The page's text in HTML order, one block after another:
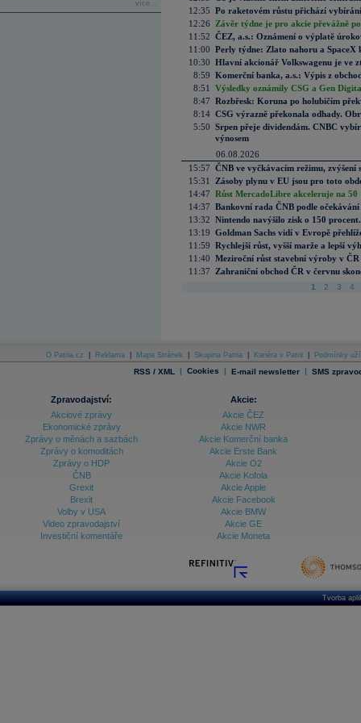
více...
12:35 Po raketovém růstu přichází
12:26
Závěr týdne je pro akcie převážně
11:52 ČEZ, a.s.: Oznámení o výplatě
11:00 Perly týdne: Zlato nahoru a SpaceX
10:30 Hlavní akcionář Volkswagenu je ve
8:59 Komerční banka, a.s.: Výpis z
8:51
Výsledky oznámily CSG a Gen
8:47 Rozbřesk: Koruna po holubičím
8:14 CSG výrazně překonala odhady.
5:50 Srpen přeje dividendám. CNBC
výnosem
06.08.2026
15:57 ČNB ve vyčkávacím režimu, zvýšení
15:31
Zásoby plynu v EU jsou pro toto
14:47 Růst MercadoLibre akceleruje na
14:37 Bankovní rada ČNB podle
13:32 Nintendo navýšilo zisk o 150
13:19 Goldman Sachs vidí v Evropě
11:59 Rychlejší růst, vyšší marže a lepší
11:40 Meziroční růst stavební výroby v
11:37
Zahraniční obchod ČR v červnu
1 2 3 4
O Patria.cz Reklama Mapa Stránek Skupina Patria Kariéra v Patrii Podmínky
RSS / XML | Cookies | E-mail newsletter | SMS
Zpravodajství:
Akciové zprávy
Ekonomické zprávy
Zprávy o měnách a sazbách
Zprávy o komoditách
Zprávy o HDP
ČNB
Grexit
Brexit
Volby v USA
Video zpravodajství
Investiční komentáře
Akcie:
Akcie ČEZ
Akcie NWR
Akcie Komerční banka
Akcie Erste Bank
Akcie O2
Akcie Kofola
Akcie Apple
Akcie Facebook
Akcie BMW
Akcie GE
Akcie Moneta
Tvorba